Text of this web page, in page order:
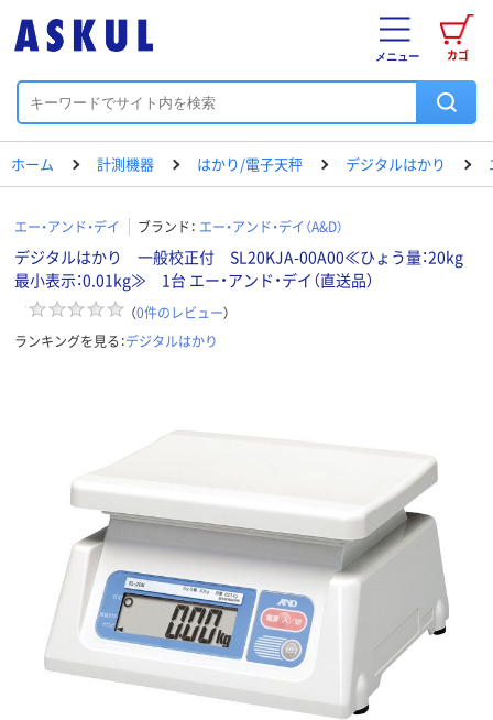
カゴ
メニュー
ホーム 計測機器 はかり/電子天秤 デジタルはかり
エー・アンド・デイ ブランド： エー・アンド・デイ（A&D）
デジタルはかり 一般校正付 SL20KJA-00A00≪ひょう量：20kg
最小表示：0.01kg≫ 1台 エー・アンド・デイ（直送品）
（0件のレビュー）
ランキングを見る：デジタルはかり